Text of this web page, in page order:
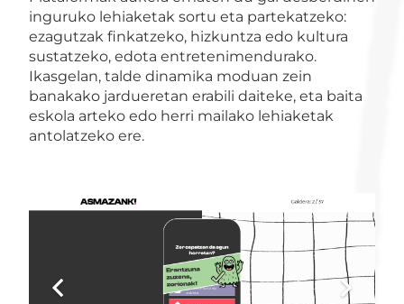
inguruko lehiaketak sortu eta partekatzeko:
ezagutzak finkatzeko, hizkuntza edo kultura
sustatzeko, edota entretenimendurako.
Ikasgelan, talde dinamika moduan zein
banakako jardueretan erabili daiteke, eta baita
eskola arteko edo herri mailako lehiaketak
antolatzeko ere.